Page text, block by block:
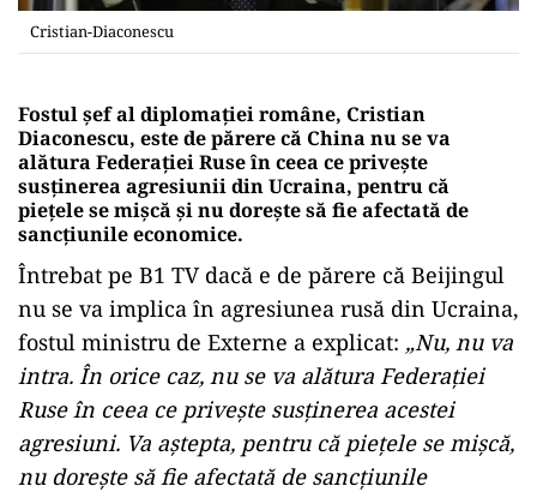
Cristian-Diaconescu
Fostul șef al diplomației române, Cristian
Diaconescu, este de părere că China nu se va
alătura Federației Ruse în ceea ce privește
susținerea agresiunii din Ucraina, pentru că
piețele se mișcă și nu dorește să fie afectată de
sancțiunile economice.
Întrebat pe B1 TV dacă e de părere că Beijingul
nu se va implica în agresiunea rusă din Ucraina,
fostul ministru de Externe a explicat: „Nu, nu va
intra. În orice caz, nu se va alătura Federației
Ruse în ceea ce privește susținerea acestei
agresiuni. Va aștepta, pentru că piețele se mișcă,
nu dorește să fie afectată de sancțiunile